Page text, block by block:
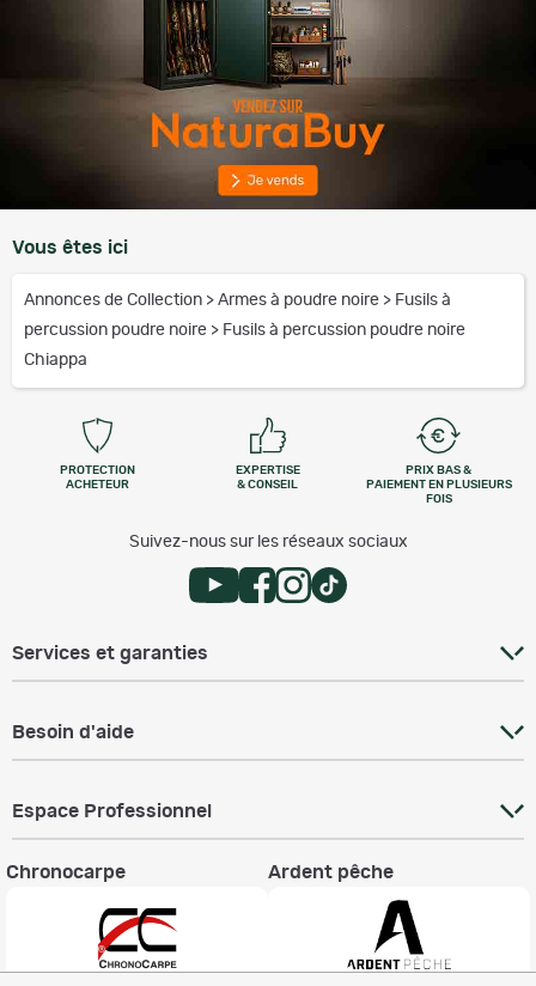
Vous êtes ici
Annonces de Collection > Armes à poudre noire > Fusils à
percussion poudre noire > Fusils à percussion poudre noire
Chiappa
PROTECTION
ACHETEUR
EXPERTISE
& CONSEIL
PRIX BAS &
PAIEMENT EN PLUSIEURS
FOIS
Suivez-nous sur les réseaux sociaux
Services et garanties
Besoin d'aide
Espace Professionnel
Chronocarpe Ardent pêche